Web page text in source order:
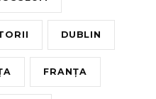
DUBLIN
FRANȚA